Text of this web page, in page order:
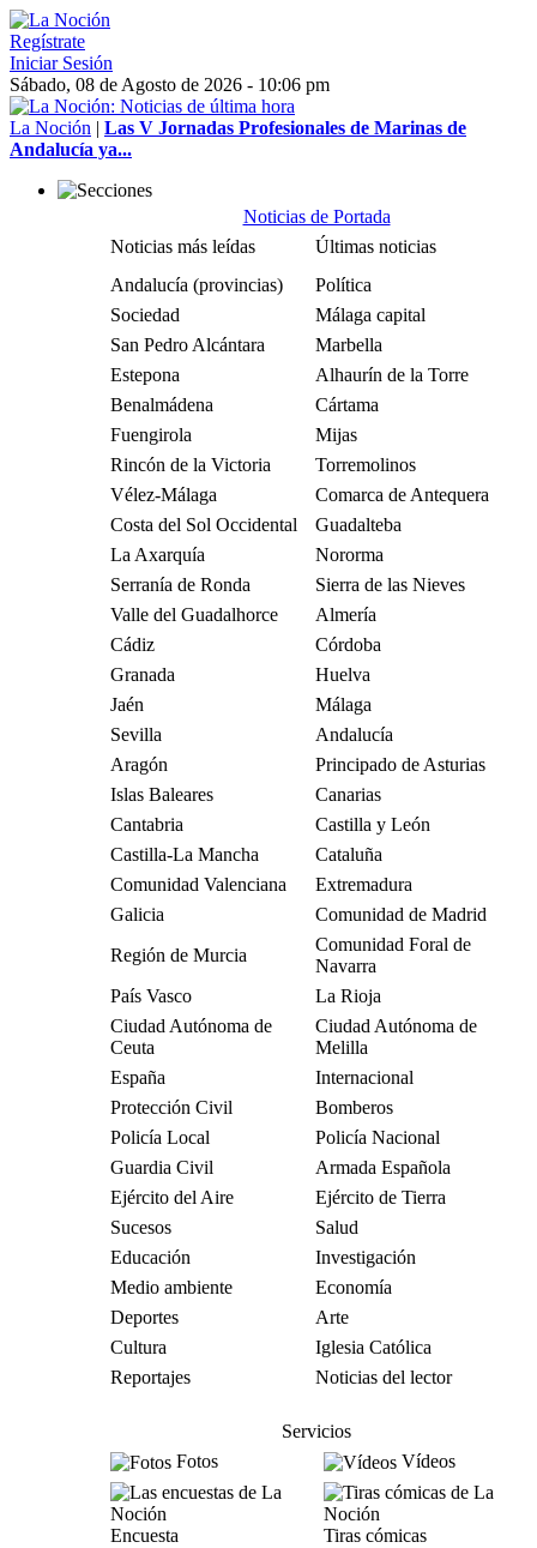
Regístrate
Iniciar Sesión
Sábado, 08 de Agosto de 2026 - 10:06 pm
La Noción | Las V Jornadas Profesionales de Marinas de
Andalucía ya...
Noticias de Portada
Noticias más leídas
Últimas noticias
Andalucía (provincias)
Política
Sociedad
Málaga capital
San Pedro Alcántara
Marbella
Estepona
Alhaurín de la Torre
Benalmádena
Cártama
Fuengirola
Mijas
Rincón de la Victoria
Torremolinos
Vélez-Málaga
Comarca de Antequera
Costa del Sol Occidental
Guadalteba
La Axarquía
Nororma
Serranía de Ronda
Sierra de las Nieves
Valle del Guadalhorce
Almería
Cádiz
Córdoba
Granada
Huelva
Jaén
Málaga
Sevilla
Andalucía
Aragón
Principado de Asturias
Islas Baleares
Canarias
Cantabria
Castilla y León
Castilla-La Mancha
Cataluña
Comunidad Valenciana
Extremadura
Galicia
Comunidad de Madrid
Región de Murcia
Comunidad Foral de
Navarra
País Vasco
La Rioja
Ciudad Autónoma de
Ceuta
Ciudad Autónoma de
Melilla
España
Internacional
Protección Civil
Bomberos
Policía Local
Policía Nacional
Guardia Civil
Armada Española
Ejército del Aire
Ejército de Tierra
Sucesos
Salud
Educación
Investigación
Medio ambiente
Economía
Deportes
Arte
Cultura
Iglesia Católica
Reportajes
Noticias del lector
Servicios
Fotos
Vídeos
Encuesta Tiras cómicas